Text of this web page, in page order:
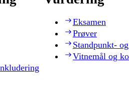
Eksamen
Prøver
Standpunkt-
Vitnemål og